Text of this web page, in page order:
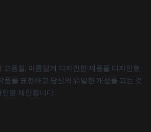
고품질, 아름답게 디자인한 제품을 디자인했
풍을 표현하고 당신의 유일한 개성을 끄는 것
을 제안합니다.